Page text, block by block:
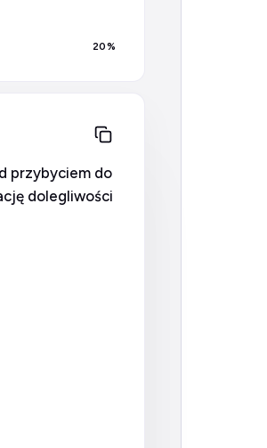
20%
przybyciem do
dolegliwości